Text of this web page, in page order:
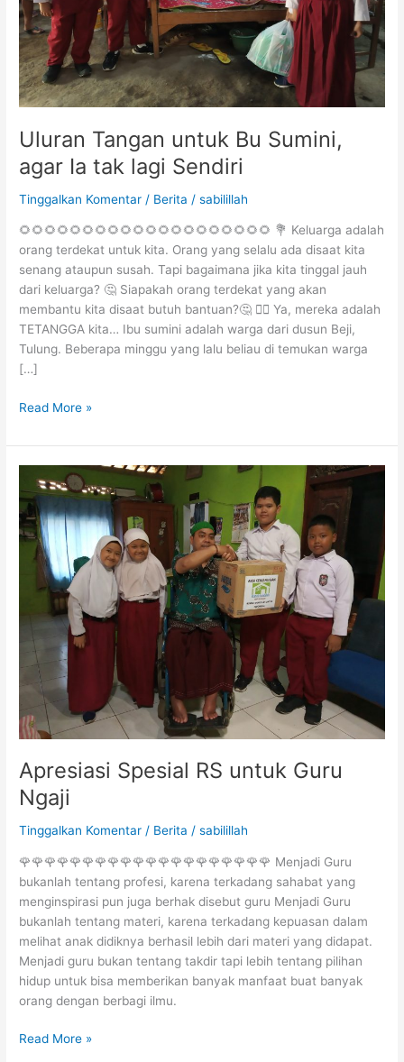
Uluran Tangan untuk Bu Sumini,
agar Ia tak lagi Sendiri
Tinggalkan Komentar / Berita /sabilillah
🌻🌻🌻🌻🌻🌻🌻🌻🌻🌻🌻🌻🌻🌻🌻🌻🌻🌻🌻🌻 💐 Keluarga adalah
orang terdekat untuk kita. Orang yang selalu ada disaat kita
senang ataupun susah. Tapi bagaimana jika kita tinggal jauh
dari keluarga? 🤔 Siapakah orang terdekat yang akan
membantu kita disaat butuh bantuan?🤔 👉🏻 Ya, mereka adalah
TETANGGA kita… Ibu sumini adalah warga dari dusun Beji,
Tulung. Beberapa minggu yang lalu beliau di temukan warga
[…]
Sendiri
Read More »
Apresiasi Spesial RS untuk Guru
Ngaji
Tinggalkan Komentar / Berita /sabilillah
🌹🌹🌹🌹🌹🌹🌹🌹🌹🌹🌹🌹🌹🌹🌹🌹🌹🌹🌹🌹 Menjadi Guru
bukanlah tentang profesi, karena terkadang sahabat yang
menginspirasi pun juga berhak disebut guru Menjadi Guru
bukanlah tentang materi, karena terkadang kepuasan dalam
melihat anak didiknya berhasil lebih dari materi yang didapat.
Menjadi guru bukan tentang takdir tapi lebih tentang pilihan
hidup untuk bisa memberikan banyak manfaat buat banyak
orang dengan berbagi ilmu.
Apresiasi
Spesial
RS
untuk
Guru
Ngaji
Read More »